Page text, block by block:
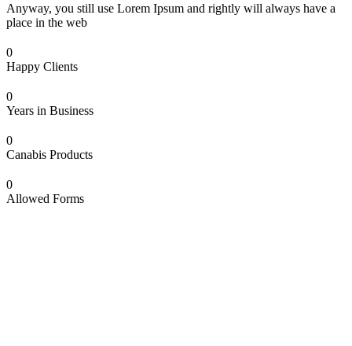
Anyway, you still use Lorem Ipsum and rightly will always have a
place in the web
0
Happy Clients
0
Years in Business
0
Canabis Products
0
Allowed Forms